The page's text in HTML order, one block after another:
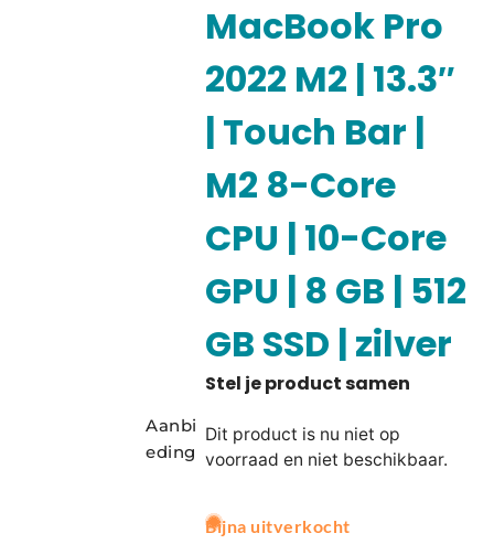
Aanbi
eding
MacBook Pro
2022 M2 | 13.3″
| Touch Bar |
M2 8-Core
CPU | 10-Core
GPU | 8 GB | 512
GB SSD | zilver
Dit product is nu niet op
voorraad en niet beschikbaar.
A
l
Bijna uitverkocht